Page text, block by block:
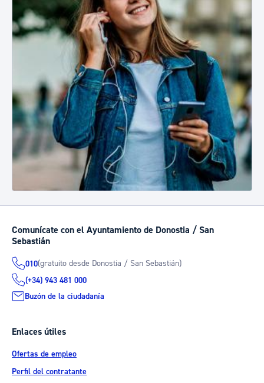
Comunícate con el Ayuntamiento de Donostia / San
Sebastián
010(gratuito desde Donostia / San Sebastián)
(+34) 943 481 000
Buzón de la ciudadanía
Enlaces útiles
Ofertas de empleo
Perfil del contratante